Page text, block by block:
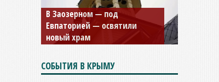
Мужской монастырь Косьмы
и Дамиана в Крыму вновь
открыт для посещения
СОБЫТИЯ В КРЫМУ